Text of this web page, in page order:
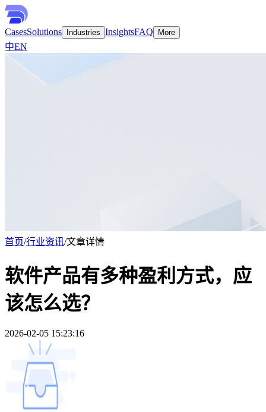
CasesSolutions Industries InsightsFAQ More
中EN
首页/行业资讯/文章详情
软件产品有多种盈利方式，应
该怎么选？
2026-02-05 15:23:16